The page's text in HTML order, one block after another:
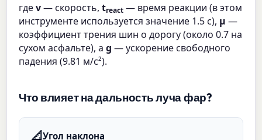
гдеv— скорость,treact — время реакции (в этом
инструменте используется значение 1.5 с), μ —
коэффициент трения шин о дорогу (около 0.7 на
сухом асфальте), аg — ускорение свободного
падения (9.81 м/с²).
Что влияет на дальность луча фар?
📐Угол наклона